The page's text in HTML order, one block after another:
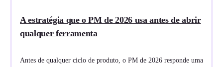
A estratégia que o PM de 2026 usa antes de abrir
qualquer ferramenta
Antes de qualquer ciclo de produto, o PM de 2026 responde uma